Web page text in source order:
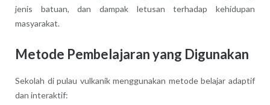
jenis batuan, dan dampak letusan terhadap kehidupan
masyarakat.
Metode Pembelajaran yang Digunakan
Sekolah di pulau vulkanik menggunakan metode belajar adaptif
dan interaktif: